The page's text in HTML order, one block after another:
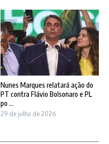
Nunes Marques relatará ação do
PT contra Flávio Bolsonaro e PL
po ...
29 de julho de 2026